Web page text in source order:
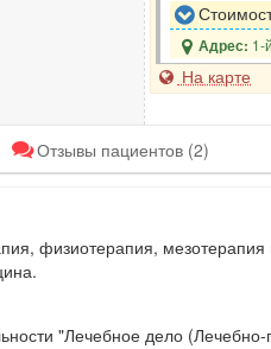
Адрес: 1-
На карте
Отзывы пациентов(2)
физиотерапия,
"Лечебное дело